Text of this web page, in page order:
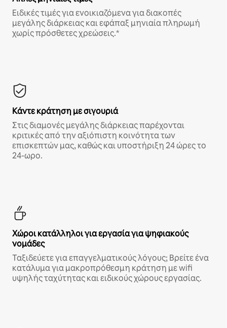
Ειδικές τιμές για ενοικιαζόμενα για διακοπές
μεγάλης διάρκειας και εφάπαξ μηνιαία πληρωμή
χωρίς πρόσθετες χρεώσεις.*
Κάντε κράτηση με σιγουριά
Στις διαμονές μεγάλης διάρκειας παρέχονται
κριτικές από την αξιόπιστη κοινότητα των
επισκεπτών μας, καθώς και υποστήριξη 24 ώρες το
24-ωρο.
Χώροι κατάλληλοι για εργασία για ψηφιακούς
νομάδες
Ταξιδεύετε για επαγγελματικούς λόγους; Βρείτε ένα
κατάλυμα για μακροπρόθεσμη κράτηση με wifi
υψηλής ταχύτητας και ειδικούς χώρους εργασίας.